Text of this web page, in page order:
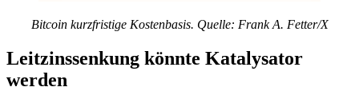
Bitcoin kurzfristige Kostenbasis. Quelle: Frank A. Fetter/X
Leitzinssenkung könnte Katalysator
werden